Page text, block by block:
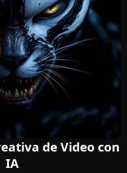
de Video con
IA